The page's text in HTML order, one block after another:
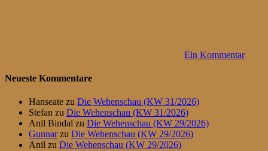
Ein Kommentar
Neueste Kommentare
Hanseate zu Die Wehenschau (KW 31/2026)
Stefan zu Die Wehenschau (KW 31/2026)
Anil Bindal zu Die Wehenschau (KW 29/2026)
Gunnarzu Die Wehenschau (KW 29/2026)
Anil zu Die Wehenschau (KW 29/2026)